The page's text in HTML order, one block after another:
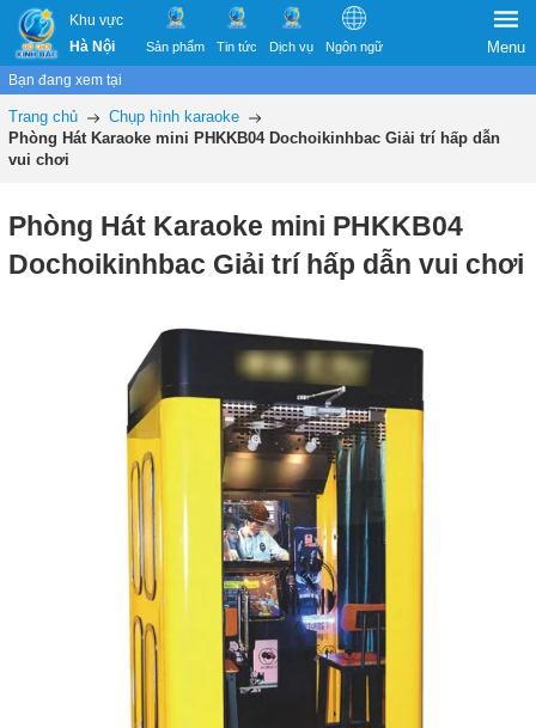
Khu vực
Hà Nội
Sản phẩm Tin tức Dịch vụ Ngôn ngữ Menu
Bạn đang xem tại
Trang chủ
Chụp hình karaoke
Phòng Hát Karaoke mini PHKKB04 Dochoikinhbac Giải trí hấp dẫn
vui chơi
Phòng Hát Karaoke mini PHKKB04
Dochoikinhbac Giải trí hấp dẫn vui chơi